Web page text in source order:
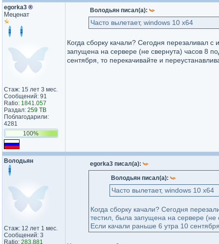
egorka3 ®
Меценат
Стаж: 15 лет 3 мес.
Сообщений: 91
Ratio: 1841.057
Раздал: 259 TB
Поблагодарили:
4281
100%
Володьян писал(а):
Часто вылетает, windows 10 x64
Когда сборку качали? Сегодня перезаливал
запущена на сервере (не свернута) часов 8
сентября, то перекачивайте и
Володьян
Стаж: 12 лет 1 мес.
Сообщений: 3
Ratio: 283.881
egorka3 писал(а):
Володьян писал(а):
Часто вылетает, windows 10 x64
Когда сборку качали? Сегодня
тестил, была запущена на сервере (не
Если качали раньше 6 утра 10